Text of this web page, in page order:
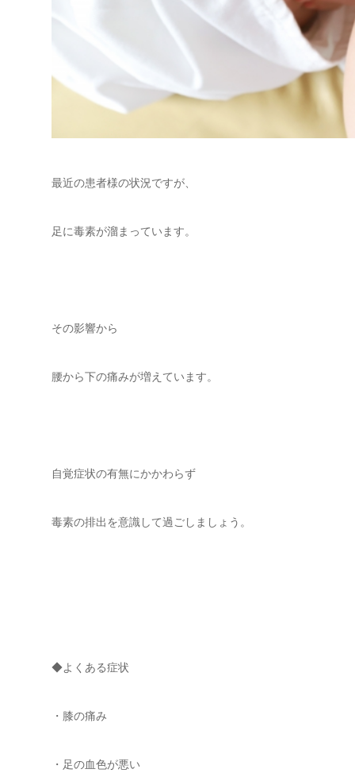
最近の患者様の状況ですが、
足に毒素が溜まっています。
その影響から
腰から下の痛みが増えています。
自覚症状の有無にかかわらず
毒素の排出を意識して過ごしましょう。
◆よくある症状
・膝の痛み
・足の血色が悪い